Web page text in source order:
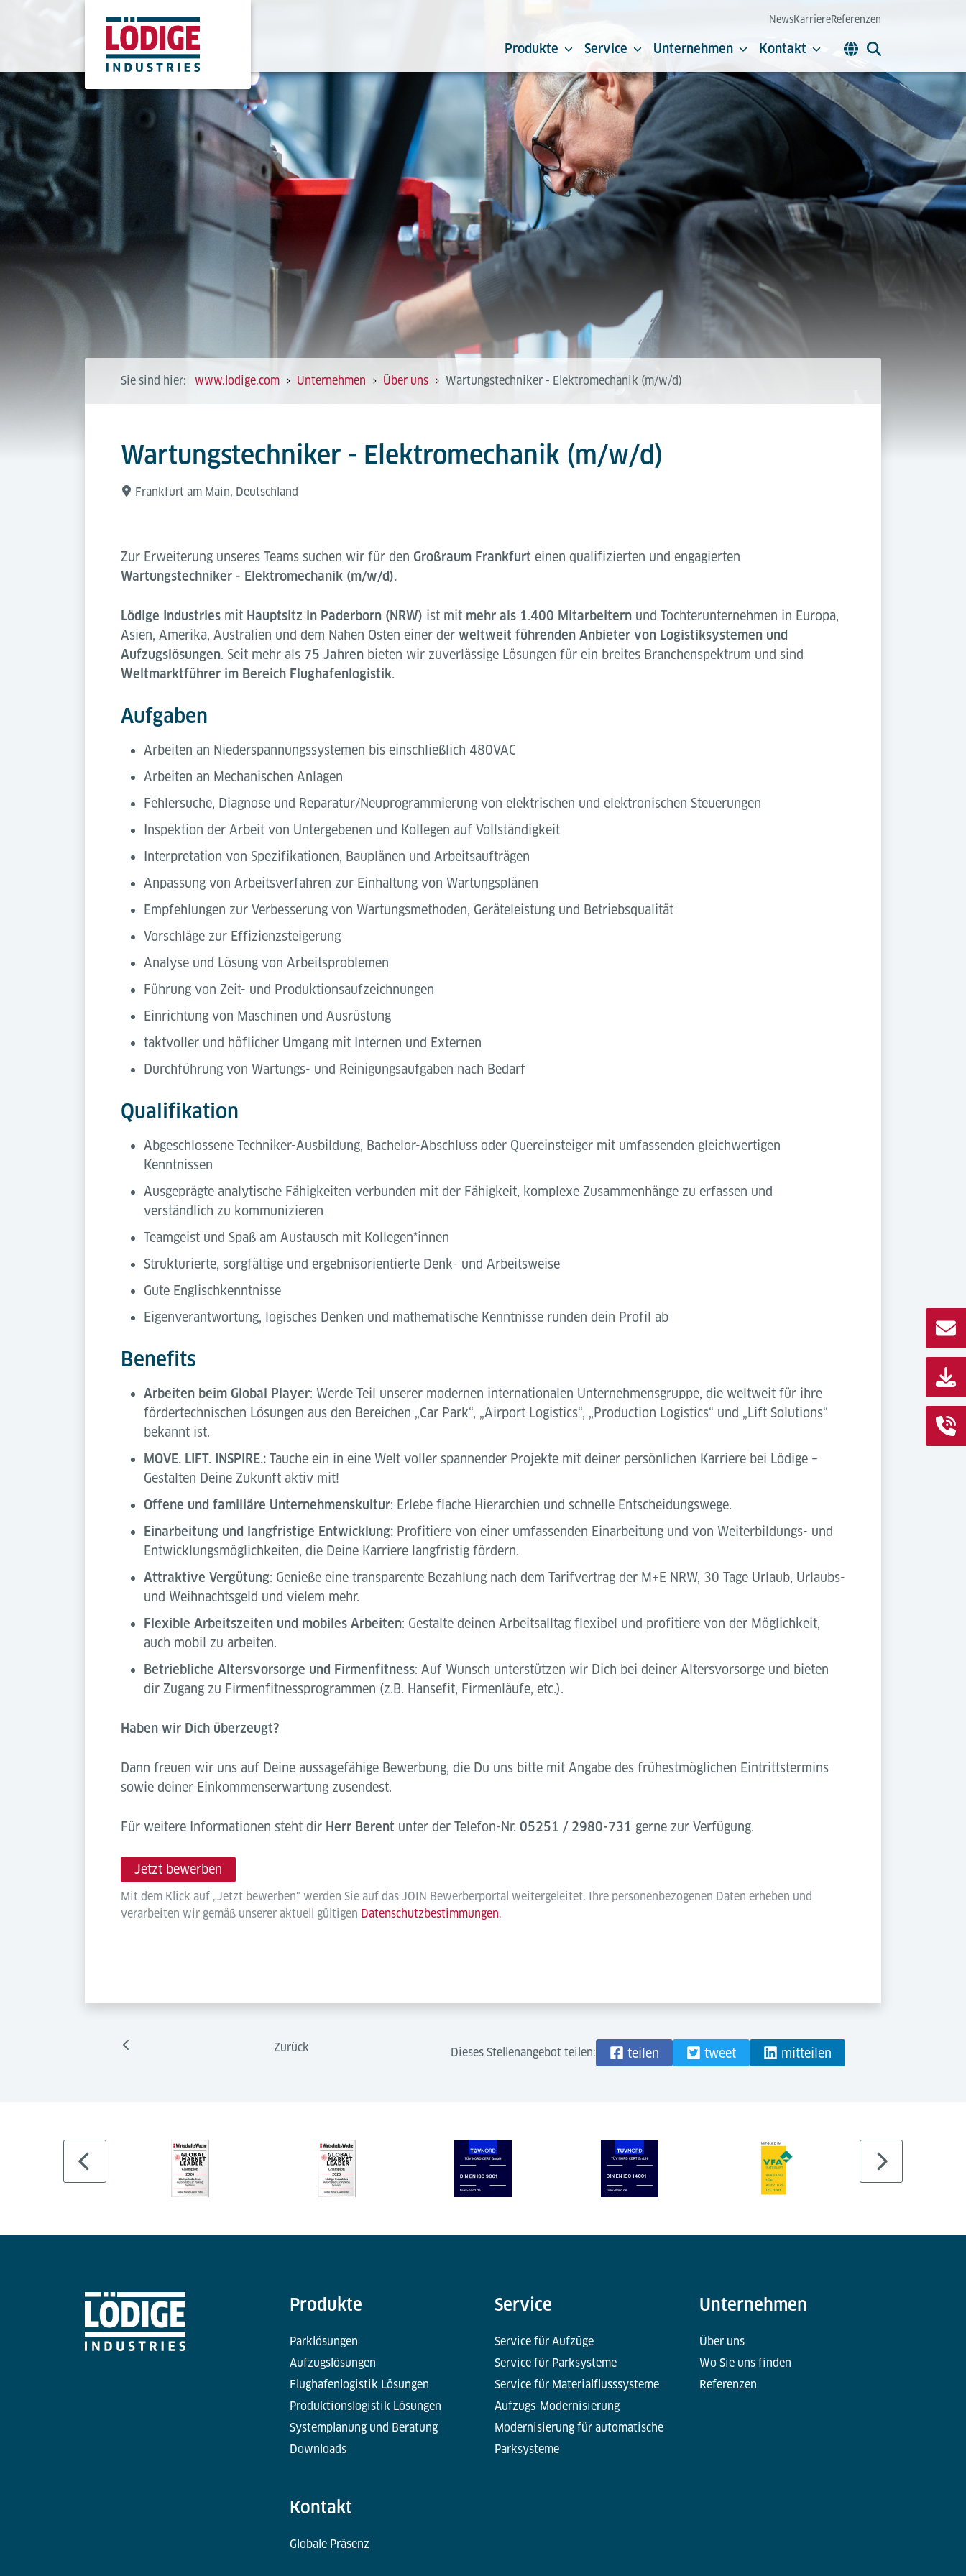
NewsKarriereReferenzen
Produkte Service Unternehmen Kontakt
Sie sind hier: www.lodige.com Unternehmen Über uns Wartungstechniker - Elektromechanik (m/w/d)
Wartungstechniker - Elektromechanik (m/w/d)
Frankfurt am Main, Deutschland
Zur Erweiterung unseres Teams suchen wir für den Großraum Frankfurt einen qualifizierten und engagierten
Wartungstechniker - Elektromechanik (m/w/d).
Lödige Industries mit Hauptsitz in Paderborn (NRW) ist mit mehr als 1.400 Mitarbeitern und Tochterunternehmen in Europa,
Asien, Amerika, Australien und dem Nahen Osten einer der weltweit führenden Anbieter von Logistiksystemen und
Aufzugslösungen. Seit mehr als 75 Jahren bieten wir zuverlässige Lösungen für ein breites Branchenspektrum und sind
Weltmarktführer im Bereich Flughafenlogistik.
Aufgaben
Arbeiten an Niederspannungssystemen bis einschließlich 480VAC
Arbeiten an Mechanischen Anlagen
Fehlersuche, Diagnose und Reparatur/Neuprogrammierung von elektrischen und elektronischen Steuerungen
Inspektion der Arbeit von Untergebenen und Kollegen auf Vollständigkeit
Interpretation von Spezifikationen, Bauplänen und Arbeitsaufträgen
Anpassung von Arbeitsverfahren zur Einhaltung von Wartungsplänen
Empfehlungen zur Verbesserung von Wartungsmethoden, Geräteleistung und Betriebsqualität
Vorschläge zur Effizienzsteigerung
Analyse und Lösung von Arbeitsproblemen
Führung von Zeit- und Produktionsaufzeichnungen
Einrichtung von Maschinen und Ausrüstung
taktvoller und höflicher Umgang mit Internen und Externen
Durchführung von Wartungs- und Reinigungsaufgaben nach Bedarf
Qualifikation
Abgeschlossene Techniker-Ausbildung, Bachelor-Abschluss oder Quereinsteiger mit umfassenden gleichwertigen
Kenntnissen
Ausgeprägte analytische Fähigkeiten verbunden mit der Fähigkeit, komplexe Zusammenhänge zu erfassen und
verständlich zu kommunizieren
Teamgeist und Spaß am Austausch mit Kollegen*innen
Strukturierte, sorgfältige und ergebnisorientierte Denk- und Arbeitsweise
Gute Englischkenntnisse
Eigenverantwortung, logisches Denken und mathematische Kenntnisse runden dein Profil ab
Benefits
Arbeiten beim Global Player: Werde Teil unserer modernen internationalen Unternehmensgruppe, die weltweit für ihre
fördertechnischen Lösungen aus den Bereichen „Car Park“, „Airport Logistics“, „Production Logistics“ und „Lift Solutions“
bekannt ist.
MOVE. LIFT. INSPIRE.: Tauche ein in eine Welt voller spannender Projekte mit deiner persönlichen Karriere bei Lödige –
Gestalten Deine Zukunft aktiv mit!
Offene und familiäre Unternehmenskultur: Erlebe flache Hierarchien und schnelle Entscheidungswege.
Einarbeitung und langfristige Entwicklung: Profitiere von einer umfassenden Einarbeitung und von Weiterbildungs- und
Entwicklungsmöglichkeiten, die Deine Karriere langfristig fördern.
Attraktive Vergütung: Genieße eine transparente Bezahlung nach dem Tarifvertrag der M+E NRW, 30 Tage Urlaub, Urlaubs-
und Weihnachtsgeld und vielem mehr.
Flexible Arbeitszeiten und mobiles Arbeiten: Gestalte deinen Arbeitsalltag flexibel und profitiere von der Möglichkeit,
auch mobil zu arbeiten.
Betriebliche Altersvorsorge und Firmenfitness: Auf Wunsch unterstützen wir Dich bei deiner Altersvorsorge und bieten
dir Zugang zu Firmenfitnessprogrammen (z.B. Hansefit, Firmenläufe, etc.).
Haben wir Dich überzeugt?
Dann freuen wir uns auf Deine aussagefähige Bewerbung, die Du uns bitte mit Angabe des frühestmöglichen Eintrittstermins
sowie deiner Einkommenserwartung zusendest.
Für weitere Informationen steht dir Herr Berent unter der Telefon-Nr. 05251 / 2980-731 gerne zur Verfügung.
Jetzt bewerben
Mit dem Klick auf „Jetzt bewerben" werden Sie auf das JOIN Bewerberportal weitergeleitet. Ihre personenbezogenen Daten erheben und
verarbeiten wir gemäß unserer aktuell gültigen Datenschutzbestimmungen.
Zurück Dieses Stellenangebot teilen: teilen tweet mitteilen
Produkte
Parklösungen
Aufzugslösungen
Flughafenlogistik Lösungen
Produktionslogistik Lösungen
Systemplanung und Beratung
Downloads
Service
Service für Aufzüge
Service für Parksysteme
Service für Materialflusssysteme
Aufzugs-Modernisierung
Modernisierung für automatische
Parksysteme
Unternehmen
Über uns
Wo Sie uns finden
Referenzen
Kontakt
Globale Präsenz